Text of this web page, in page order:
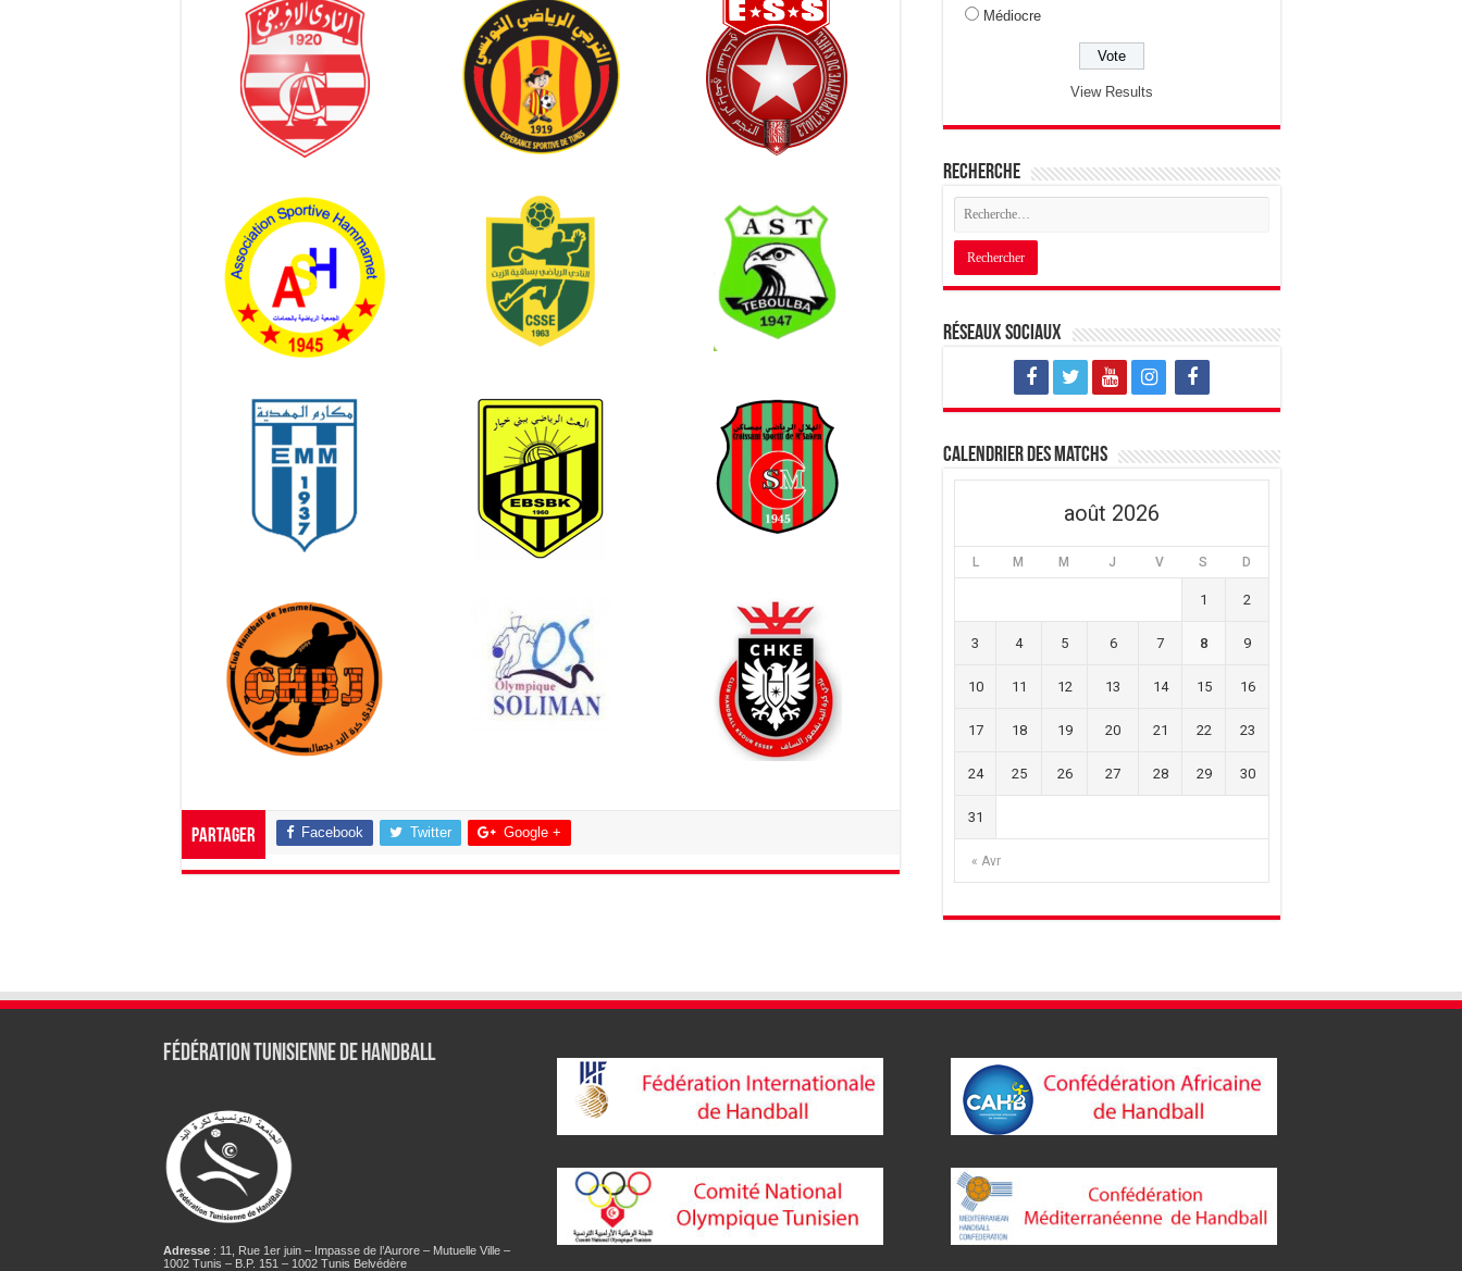
Partager Facebook Twitter Google +
Médiocre
View Results
Recherche
Réseaux sociaux
Calendrier des matchs
août 2026
L M M J V S D
« Avr
1 2
3 4 5 6 7 8 9
10 11 12 13 14 15 16
17 18 19 20 21 22 23
24 25 26 27 28 29 30
31
Fédération tunisienne de Handball
Adresse: 11, Rue 1er juin – Impasse de l’Aurore – Mutuelle Ville –
1002 Tunis – B.P. 151 – 1002 Tunis Belvédère